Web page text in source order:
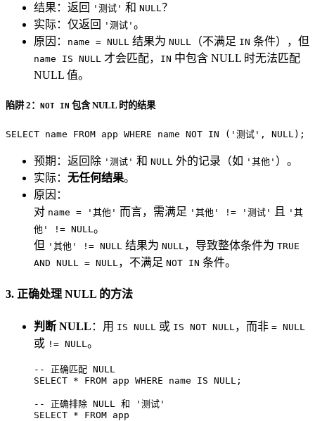
结果：返回 '测试' 和 NULL ？
实际：仅返回
'测试' 。
原因：
name = NULL 结果为 NULL （不满足 IN 条件），但
name IS NULL 才会匹配， IN 中包含 NULL 时无法匹配
NULL 值。
陷阱 2： NOT IN 包含 NULL 时的结果
SELECT name FROM app WHERE name NOT IN ( '测试' , NULL);
预期：返回除 '测试' 和 NULL 外的记录（如 '其他' ）。
实际： 无任何结果。
原因：
对 name = '其他' 而言，需满足 '其他' != '测试' 且
'其
他' != NULL。
但 '其他' != NULL 结果为 NULL，导致整体条件为 TRUE
AND NULL = NULL，不满足 NOT IN 条件。
3. 正确处理 NULL 的方法
判断 NULL ：用 IS NULL 或 IS NOT NULL ，而非 = NULL
或 != NULL 。
-- 正确匹配 NULL
SELECT * FROM app WHERE name IS NULL ;
-- 正确排除 NULL 和 '测试'
SELECT * FROM